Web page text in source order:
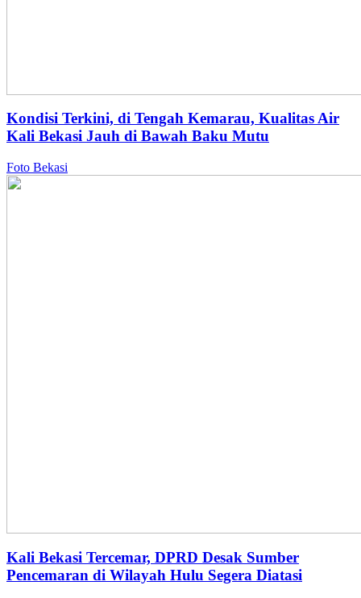
Kondisi Terkini, di Tengah Kemarau, Kualitas Air
Kali Bekasi Jauh di Bawah Baku Mutu
Foto Bekasi
Kali Bekasi Tercemar, DPRD Desak Sumber
Pencemaran di Wilayah Hulu Segera Diatasi